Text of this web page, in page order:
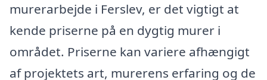
murerarbejde i Ferslev, er det vigtigt at
kende priserne på en dygtig murer i
området. Priserne kan variere afhængigt
af projektets art, murerens erfaring og de